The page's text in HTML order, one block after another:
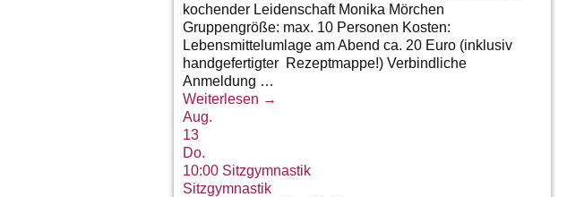
kochender Leidenschaft Monika Mörchen
Gruppengröße: max. 10 Personen Kosten:
Lebensmittelumlage am Abend ca. 20 Euro (inklusiv
handgefertigter Rezeptmappe!) Verbindliche
Anmeldung …
Weiterlesen →
Aug.
13
Do.
10:00 Sitzgymnastik
Sitzgymnastik